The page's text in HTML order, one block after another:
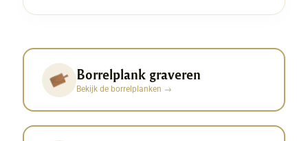
Borrelplank graveren
Bekijk de borrelplanken →